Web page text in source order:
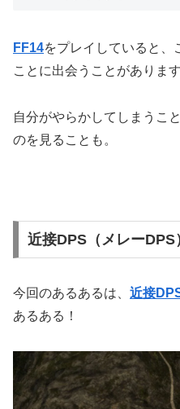
FF14をプレイしていると、
ことに出会うことがあります
自分がやらかしてしまうこ
のを見ることも。
近接DPS（メレー
今回のあるあるは、 近接
あるある！